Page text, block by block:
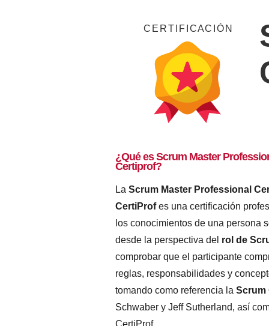
C E R T I F I C A C I Ó N
¿Qué es Scrum Master
Certiprof?
La Scrum Master Professional
CertiProfes una certificación
los conocimientos de una persona
desde la perspectiva del rol de
comprobar que el participante
reglas, responsabilidades y
tomando como referencia la Scrum
Schwaber y Jeff Sutherland, así